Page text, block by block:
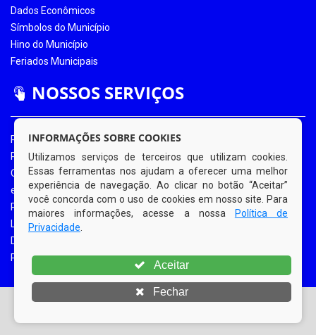
Dados Econômicos
Símbolos do Município
Hino do Município
Feriados Municipais
NOSSOS SERVIÇOS
Portal da Transparência
Portal da Transparência COVID-19
Ouvidoria Eletrônica
e-SIC
Processos de Licitação
Licitações em Andamento
Diário Oficial
Portal do Contribuinte
© Copyright 2026 Prefeitura Municipal de Bom Jardim |
INFORMAÇÕES SOBRE COOKIES
Utilizamos serviços de terceiros que utilizam cookies.
Essas ferramentas nos ajudam a oferecer uma melhor
experiência de navegação. Ao clicar no botão “Aceitar”
você concorda com o uso de cookies em nosso site. Para
maiores informações, acesse a nossa
Política de
Privacidade
Aceitar
Fechar